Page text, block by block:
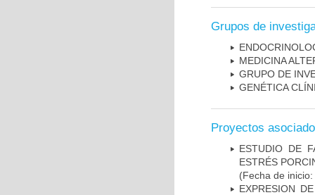
Grupos de
MEDICINA
GRUPO DE
GENÉTICA
Proyectos
ESTUDIO DE
ESTRÉS
(Fecha de
EXPRESION